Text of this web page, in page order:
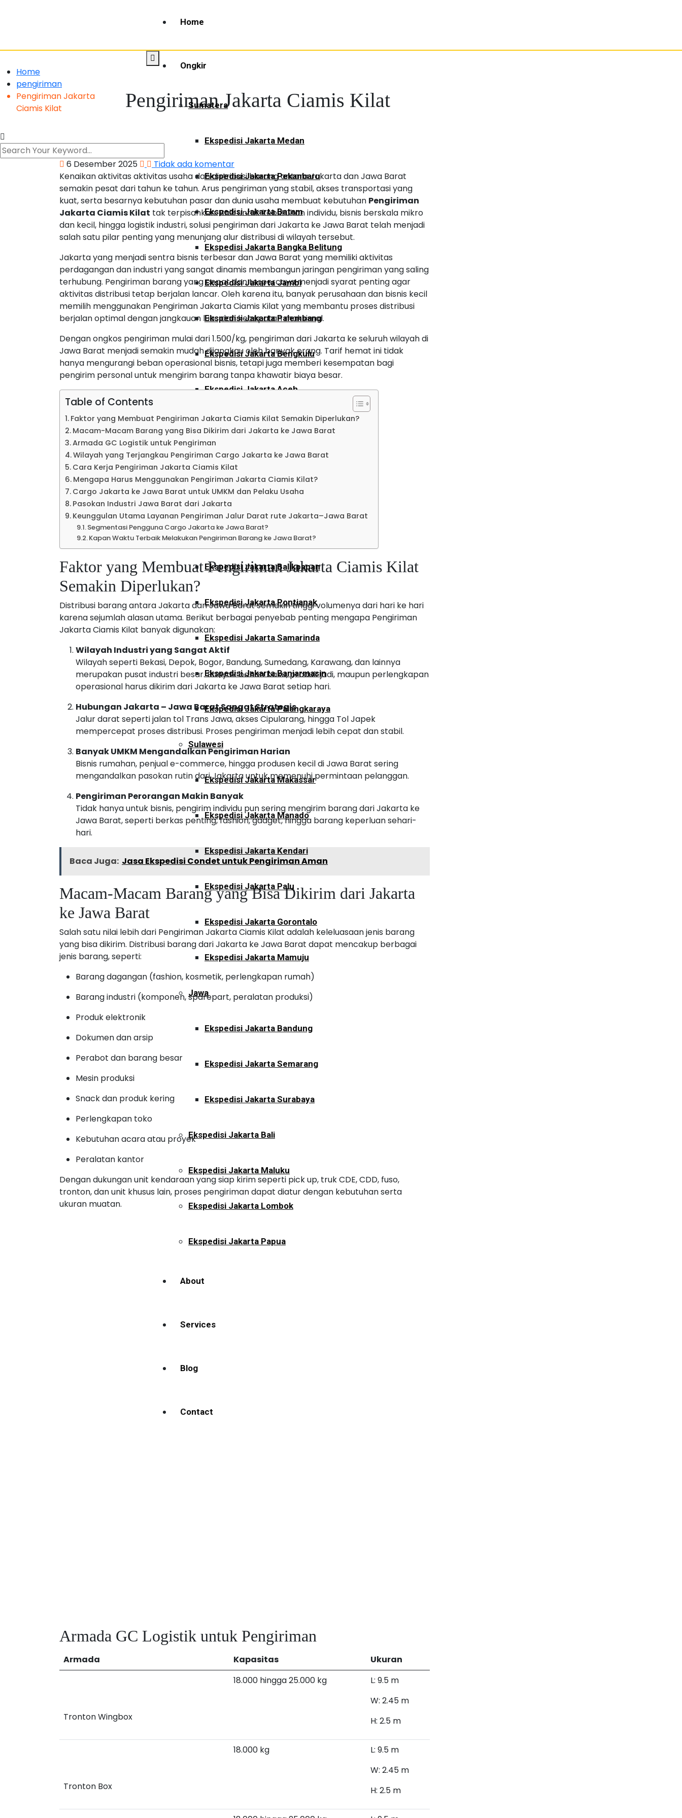
Home
Ongkir
Sumatera
Ekspedisi Jakarta Medan
Ekspedisi Jakarta Pekanbaru
Ekspedisi Jakarta Batam
Ekspedisi Jakarta Bangka Belitung
Ekspedisi Jakarta Jambi
Ekspedisi Jakarta Palembang
Ekspedisi Jakarta Bengkulu
Ekspedisi Jakarta Aceh
Ekspedisi Jakarta Lampung
Kalimantan
Ekspedisi Jakarta Tarakan
Ekspedisi Jakarta Balikpapan
Ekspedisi Jakarta Pontianak
Ekspedisi Jakarta Samarinda
Ekspedisi Jakarta Banjarmasin
Ekspedisi Jakarta Palangkaraya
Sulawesi
Ekspedisi Jakarta Makassar
Ekspedisi Jakarta Manado
Ekspedisi Jakarta Kendari
Ekspedisi Jakarta Palu
Ekspedisi Jakarta Gorontalo
Ekspedisi Jakarta Mamuju
Jawa
Ekspedisi Jakarta Bandung
Ekspedisi Jakarta Semarang
Ekspedisi Jakarta Surabaya
Ekspedisi Jakarta Bali
Ekspedisi Jakarta Maluku
Ekspedisi Jakarta Lombok
Ekspedisi Jakarta Papua
About
Services
Blog
Contact
Home
pengiriman
Pengiriman Jakarta
Ciamis Kilat
Pengiriman Jakarta Ciamis Kilat
6 Desember 2025
Tidak ada komentar
Kenaikan aktivitas aktivitas usaha dan distribusi barang antara Jakarta dan Jawa Barat
semakin pesat dari tahun ke tahun. Arus pengiriman yang stabil, akses transportasi yang
kuat, serta besarnya kebutuhan pasar dan dunia usaha membuat kebutuhan Pengiriman
Jakarta Ciamis Kilat tak terpisahkan. Baik untuk kebutuhan individu, bisnis berskala mikro
dan kecil, hingga logistik industri, solusi pengiriman dari Jakarta ke Jawa Barat telah menjadi
salah satu pilar penting yang menunjang alur distribusi di wilayah tersebut.
Jakarta yang menjadi sentra bisnis terbesar dan Jawa Barat yang memiliki aktivitas
perdagangan dan industri yang sangat dinamis membangun jaringan pengiriman yang saling
terhubung. Pengiriman barang yang cepat dan terpercaya menjadi syarat penting agar
aktivitas distribusi tetap berjalan lancar. Oleh karena itu, banyak perusahaan dan bisnis kecil
memilih menggunakan Pengiriman Jakarta Ciamis Kilat yang membantu proses distribusi
berjalan optimal dengan jangkauan luas dan kecepatan maksimal.
Dengan ongkos pengiriman mulai dari 1.500/kg, pengiriman dari Jakarta ke seluruh wilayah di
Jawa Barat menjadi semakin mudah dijangkau oleh banyak orang. Tarif hemat ini tidak
hanya mengurangi beban operasional bisnis, tetapi juga memberi kesempatan bagi
pengirim personal untuk mengirim barang tanpa khawatir biaya besar.
Table of Contents
Faktor yang Membuat Pengiriman Jakarta Ciamis Kilat Semakin Diperlukan?
Macam-Macam Barang yang Bisa Dikirim dari Jakarta ke Jawa Barat
Armada GC Logistik untuk Pengiriman
Wilayah yang Terjangkau Pengiriman Cargo Jakarta ke Jawa Barat
Cara Kerja Pengiriman Jakarta Ciamis Kilat
Mengapa Harus Menggunakan Pengiriman Jakarta Ciamis Kilat?
Cargo Jakarta ke Jawa Barat untuk UMKM dan Pelaku Usaha
Pasokan Industri Jawa Barat dari Jakarta
Keunggulan Utama Layanan Pengiriman Jalur Darat rute Jakarta–Jawa Barat
Segmentasi Pengguna Cargo Jakarta ke Jawa Barat?
Kapan Waktu Terbaik Melakukan Pengiriman Barang ke Jawa Barat?
Faktor yang Membuat Pengiriman Jakarta Ciamis Kilat
Semakin Diperlukan?
Distribusi barang antara Jakarta dan Jawa Barat semakin tinggi volumenya dari hari ke hari
karena sejumlah alasan utama. Berikut berbagai penyebab penting mengapa Pengiriman
Jakarta Ciamis Kilat banyak digunakan:
Wilayah Industri yang Sangat Aktif
Wilayah seperti Bekasi, Depok, Bogor, Bandung, Sumedang, Karawang, dan lainnya
merupakan pusat industri besar. Banyak bahan baku, produk jadi, maupun perlengkapan
operasional harus dikirim dari Jakarta ke Jawa Barat setiap hari.
Hubungan Jakarta – Jawa Barat Sangat Strategis
Jalur darat seperti jalan tol Trans Jawa, akses Cipularang, hingga Tol Japek
mempercepat proses distribusi. Proses pengiriman menjadi lebih cepat dan stabil.
Banyak UMKM Mengandalkan Pengiriman Harian
Bisnis rumahan, penjual e-commerce, hingga produsen kecil di Jawa Barat sering
mengandalkan pasokan rutin dari Jakarta untuk memenuhi permintaan pelanggan.
Pengiriman Perorangan Makin Banyak
Tidak hanya untuk bisnis, pengirim individu pun sering mengirim barang dari Jakarta ke
Jawa Barat, seperti berkas penting, fashion, gadget, hingga barang keperluan sehari-
hari.
Baca Juga: Jasa Ekspedisi Condet untuk Pengiriman Aman
Macam-Macam Barang yang Bisa Dikirim dari Jakarta
ke Jawa Barat
Salah satu nilai lebih dari Pengiriman Jakarta Ciamis Kilat adalah keleluasaan jenis barang
yang bisa dikirim. Distribusi barang dari Jakarta ke Jawa Barat dapat mencakup berbagai
jenis barang, seperti:
Barang dagangan (fashion, kosmetik, perlengkapan rumah)
Barang industri (komponen, sparepart, peralatan produksi)
Produk elektronik
Dokumen dan arsip
Perabot dan barang besar
Mesin produksi
Snack dan produk kering
Perlengkapan toko
Kebutuhan acara atau proyek
Peralatan kantor
Dengan dukungan unit kendaraan yang siap kirim seperti pick up, truk CDE, CDD, fuso,
tronton, dan unit khusus lain, proses pengiriman dapat diatur dengan kebutuhan serta
ukuran muatan.
Armada GC Logistik untuk Pengiriman
Armada Kapasitas Ukuran
Tronton Wingbox
18.000 hingga 25.000 kg
L: 9.5 m
W: 2.45 m
H: 2.5 m
Tronton Box
18.000 kg
L: 9.5 m
W: 2.45 m
H: 2.5 m